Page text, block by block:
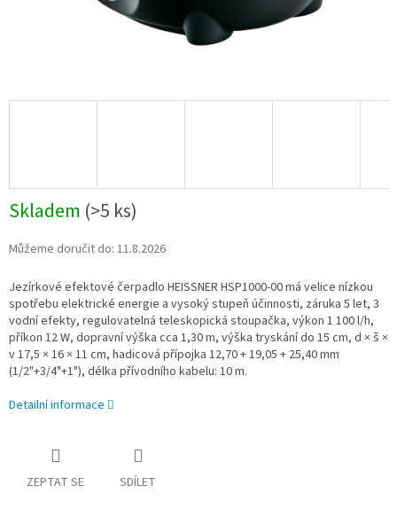
Skladem (>5 ks)
Můžeme doručit do: 11.8.2026
Jezírkové efektové čerpadlo HEISSNER HSP1000-00 má velice nízkou
spotřebu elektrické energie a vysoký stupeň účinnosti, záruka 5 let, 3
vodní efekty, regulovatelná teleskopická stoupačka, výkon 1 100 l/h,
příkon 12 W, dopravní výška cca 1,30 m, výška tryskání do 15 cm, d × š ×
v 17,5 × 16 × 11 cm, hadicová přípojka 12,70 + 19,05 + 25,40 mm
(1/2"+3/4"+1"), délka přívodního kabelu: 10 m.
Detailní informace
ZEPTAT SE SDÍLET